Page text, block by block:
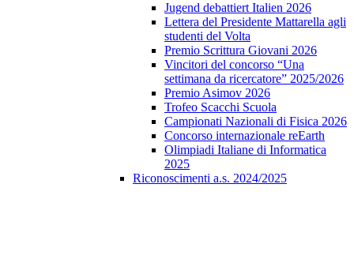
Jugend debattiert Italien 2026
Lettera del Presidente Mattarella agli
studenti del Volta
Premio Scrittura Giovani 2026
Vincitori del concorso “Una
settimana da ricercatore” 2025/2026
Premio Asimov 2026
Trofeo Scacchi Scuola
Campionati Nazionali di Fisica 2026
Concorso internazionale reEarth
Olimpiadi Italiane di Informatica
2025
Riconoscimenti a.s. 2024/2025